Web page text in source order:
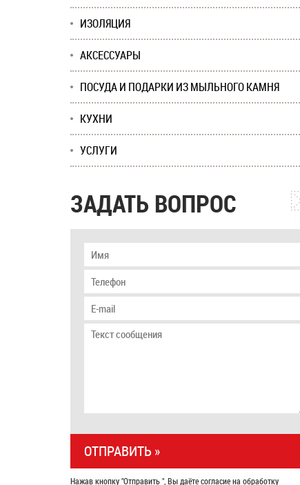
ИЗОЛЯЦИЯ
АКСЕССУАРЫ
ПОСУДА И ПОДАРКИ ИЗ МЫЛЬНОГО КАМНЯ
КУХНИ
УСЛУГИ
ЗАДАТЬ ВОПРОС
Нажав кнопку "Отправить ", Вы даёте согласие на обработку